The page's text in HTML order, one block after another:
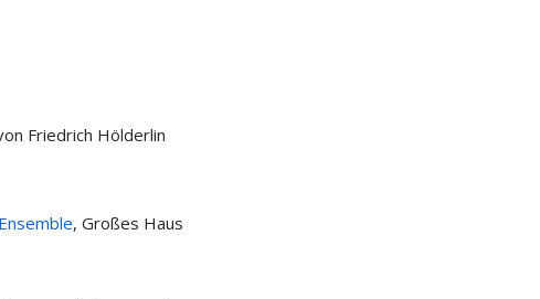
Friedrich Hölderlin
, Großes Haus